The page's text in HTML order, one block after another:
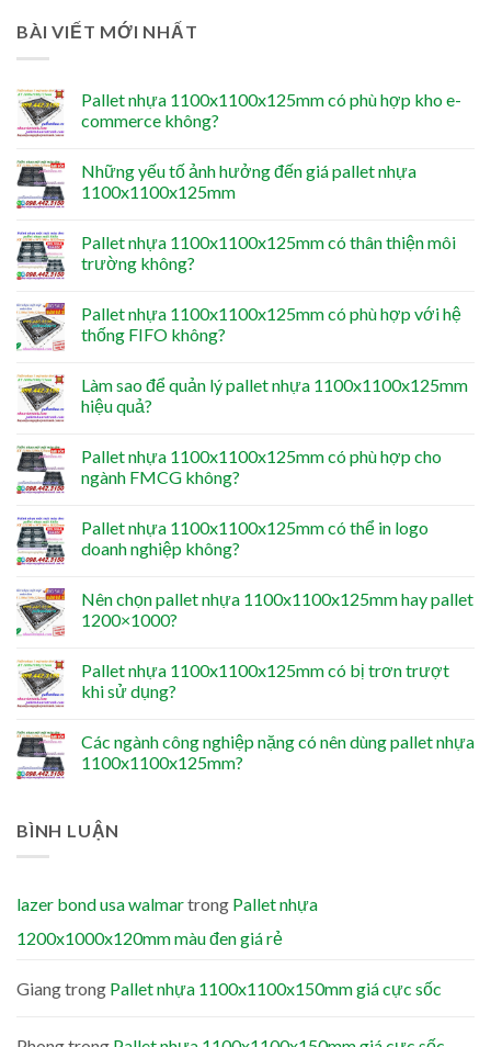
BÀI VIẾT MỚI NHẤT
Pallet nhựa 1100x1100x125mm có phù hợp kho e-
commerce không?
Những yếu tố ảnh hưởng đến giá pallet nhựa
1100x1100x125mm
Pallet nhựa 1100x1100x125mm có thân thiện môi
trường không?
Pallet nhựa 1100x1100x125mm có phù hợp với hệ
thống FIFO không?
Làm sao để quản lý pallet nhựa 1100x1100x125mm
hiệu quả?
Pallet nhựa 1100x1100x125mm có phù hợp cho
ngành FMCG không?
Pallet nhựa 1100x1100x125mm có thể in logo
doanh nghiệp không?
Nên chọn pallet nhựa 1100x1100x125mm hay pallet
1200×1000?
Pallet nhựa 1100x1100x125mm có bị trơn trượt
khi sử dụng?
Các ngành công nghiệp nặng có nên dùng pallet nhựa
1100x1100x125mm?
BÌNH LUẬN
lazer bond usa walmartrong Pallet nhựa
1200x1000x120mm màu đen giá rẻ
Giangtrong Pallet nhựa 1100x1100x150mm giá cực sốc